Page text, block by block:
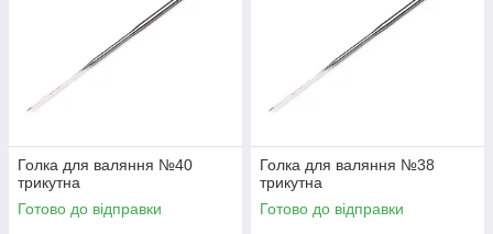
Голка для валяння №40
трикутна
Готово до відправки
Голка для валяння №38
трикутна
Готово до відправки